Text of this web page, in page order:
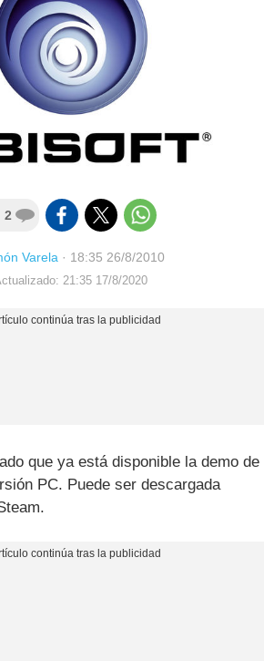
2
Varela· 18:35 26/8/2010
21:35 17/8/2020
que ya está disponible la demo de
PC. Puede ser descargada